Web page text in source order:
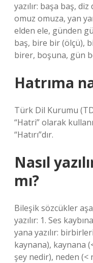
yazılır: başa baş,
omuz omuza, yan
elden ele, günden
baş, bire bir (ölçü),
birer, boşuna, gün
Hatrıma
Türk Dil Kurumu
“Hatri” olarak
“Hatırı”dır.
Nasıl
mı?
Bileşik sözcükler
yazılır: 1. Ses
yana yazılır:
kaynana), kaynana
şey nedir), neden (<